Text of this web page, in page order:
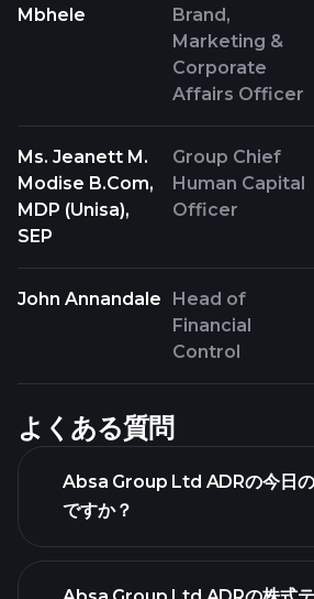
Mbhele
Brand,
Marketing &
Corporate
Affairs Officer
Ms. Jeanett M.
Modise B.Com,
MDP (Unisa),
SEP
Group Chief
Human Capital
Officer
John Annandale
Head of
Financial
Control
よくある質問
Absa Group Ltd ADRの今日
ですか？